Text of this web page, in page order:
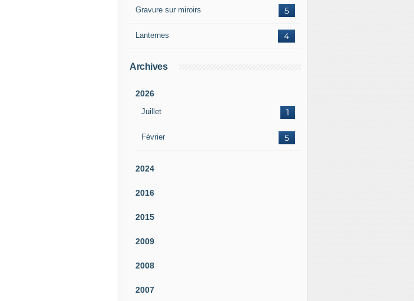
5
Gravure sur miroirs
4
Lanternes
Archives
2026
Juillet 1
Février 5
2024
2016
2015
2009
2008
2007